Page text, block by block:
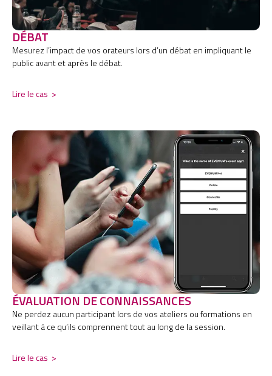
DÉBAT
Mesurez l’impact de vos orateurs lors d’un débat en impliquant le
public avant et après le débat.
Lire le cas >
ÉVALUATION DE CONNAISSANCES
Ne perdez aucun participant lors de vos ateliers ou formations en
veillant à ce qu’ils comprennent tout au long de la session.
Lire le cas >